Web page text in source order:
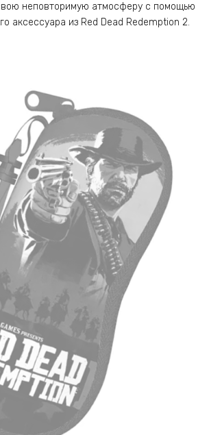
неповторимую атмосферу с помощью
аксессуара из Red Dead Redemption 2.